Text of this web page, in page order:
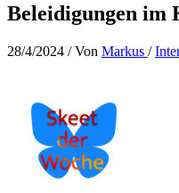
Beleidigungen im
28/4/2024 / Von Markus /